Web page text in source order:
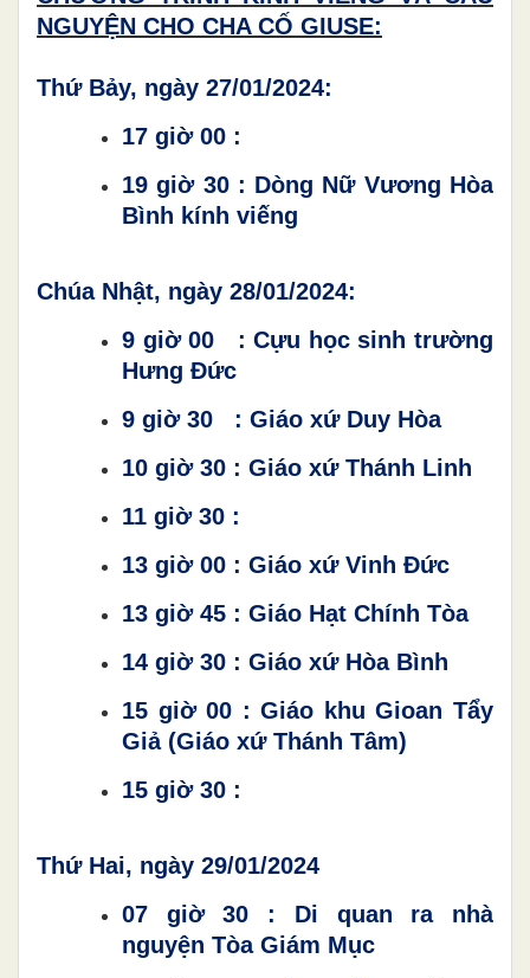
NGUYỆN CHO CHA CỐ GIUSE:
Thứ Bảy, ngày 27/01/2024:
17 giờ 00 :
19 giờ 30 : Dòng Nữ Vương Hòa
Bình kính viếng
Chúa Nhật, ngày 28/01/2024:
9 giờ 00 : Cựu học sinh trường
Hưng Đức
9 giờ 30 : Giáo xứ Duy Hòa
10 giờ 30 : Giáo xứ Thánh Linh
11 giờ 30 :
13 giờ 00 : Giáo xứ Vinh Đức
13 giờ 45 : Giáo Hạt Chính Tòa
14 giờ 30 : Giáo xứ Hòa Bình
15 giờ 00 : Giáo khu Gioan Tẩy
Giả (Giáo xứ Thánh Tâm)
15 giờ 30 :
Thứ Hai, ngày 29/01/2024
07 giờ 30 : Di quan ra nhà
nguyện Tòa Giám Mục